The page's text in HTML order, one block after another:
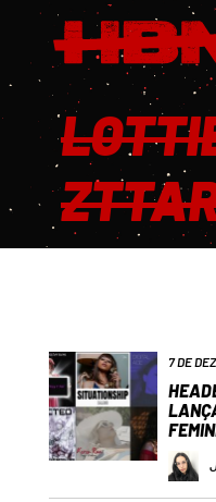
7 DE